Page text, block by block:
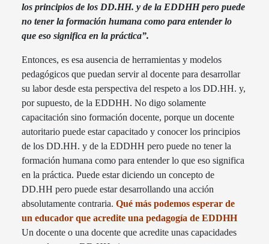
los principios de los DD.HH. y de la EDDHH pero puede
no tener la formación humana como para entender lo
que eso significa en la práctica”.
Entonces, es esa ausencia de herramientas y modelos
pedagógicos que puedan servir al docente para desarrollar
su labor desde esta perspectiva del respeto a los DD.HH. y,
por supuesto, de la EDDHH. No digo solamente
capacitación sino formación docente, porque un docente
autoritario puede estar capacitado y conocer los principios
de los DD.HH. y de la EDDHH pero puede no tener la
formación humana como para entender lo que eso significa
en la práctica. Puede estar diciendo un concepto de
DD.HH pero puede estar desarrollando una acción
absolutamente contraria. Qué más podemos esperar de
un educador que acredite una pedagogía de EDDHH
Un docente o una docente que acredite unas capacidades